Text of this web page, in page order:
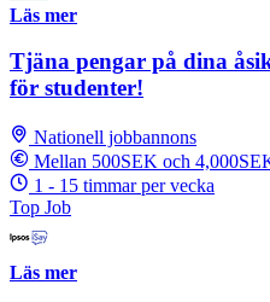
Läs mer
Tjäna pengar på dina
för studenter!
Nationell jobbannons
Mellan 500SEK och
1 - 15 timmar per vecka
Top Job
Läs mer